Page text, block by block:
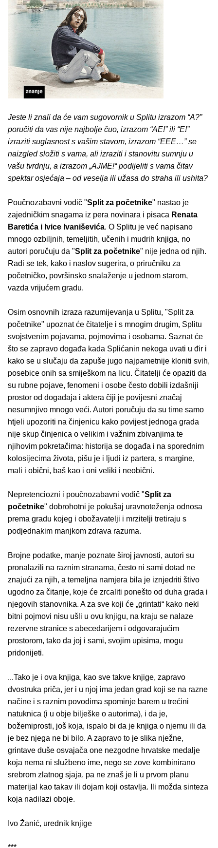
Jeste li znali da će vam sugovornik u Splitu izrazom “A?”
poručiti da vas nije najbolje čuo, izrazom “AE!” ili “E!”
izraziti suglasnost s vašim stavom, izrazom “EEE…” se
naizgled složiti s vama, ali izraziti i stanovitu sumnju u
vašu tvrdnju, a izrazom „AJME!“ podijeliti s vama čitav
spektar osjećaja – od veselja ili užasa do straha ili ushita?
Poučnozabavni vodič "Split za početnike" nastao je
zajedničkim snagama iz pera novinara i pisaca Renata
Baretića i Ivice Ivaniševića. O Splitu je već napisano
mnogo ozbiljnih, temeljitih, učenih i mudrih knjiga, no
autori poručuju da "Split za početnike" nije jedna od njih.
Radi se tek, kako i naslov sugerira, o priručniku za
početničko, površinsko snalaženje u jednom starom,
vazda vrijućem gradu.
Osim osnovnih izraza razumijevanja u Splitu, "Split za
početnike" upoznat će čitatelje i s mnogim drugim, Splitu
svojstvenim pojavama, pojmovima i osobama. Saznat će
što se zapravo događa kada Splićanin nekoga uvati u đir i
kako se u slučaju da zapuše jugo najpametnije kloniti svih,
posebice onih sa smiješkom na licu. Čitatelji će opaziti da
su rubne pojave, fenomeni i osobe često dobili izdašniji
prostor od događaja i aktera čiji je povijesni značaj
nesumnjivo mnogo veći. Autori poručuju da su time samo
htjeli upozoriti na činjenicu kako povijest jednoga grada
nije skup činjenica o velikim i važnim zbivanjima te
njihovim pokretačima: historija se događa i na sporednim
kolosijecima života, pišu je i ljudi iz partera, s margine,
mali i obični, baš kao i oni veliki i neobični.
Nepretenciozni i poučnozabavni vodič "Split za
početnike" dobrohotni je pokušaj uravnoteženja odnosa
prema gradu kojeg i obožavatelji i mrzitelji tretiraju s
podjednakim manjkom zdrava razuma.
Brojne podatke, manje poznate široj javnosti, autori su
pronalazili na raznim stranama, često ni sami dotad ne
znajući za njih, a temeljna namjera bila je iznjedriti štivo
ugodno za čitanje, koje će zrcaliti ponešto od duha grada i
njegovih stanovnika. A za sve koji će „grintati“ kako neki
bitni pojmovi nisu ušli u ovu knjigu, na kraju se nalaze
rezervne stranice s abecedarijem i odgovarajućim
prostorom, tako da joj i sami, svojim upisima, mogu
pridonijeti.
...Tako je i ova knjiga, kao sve takve knjige, zapravo
dvostruka priča, jer i u njoj ima jedan grad koji se na razne
načine i s raznim povodima spominje barem u trećini
natuknica (i u obje bilješke o autorima), i da je,
božemiprosti, još koja, ispalo bi da je knjiga o njemu ili da
je bez njega ne bi bilo. A zapravo to je slika nježne,
grintave duše osvajača one nezgodne hrvatske medalje
koja nema ni službeno ime, nego se zove kombinirano
srebrom zlatnog sjaja, pa ne znaš je li u prvom planu
materijal kao takav ili dojam koji ostavlja. Ili možda sinteza
koja nadilazi oboje.
Ivo Žanić, urednik knjige